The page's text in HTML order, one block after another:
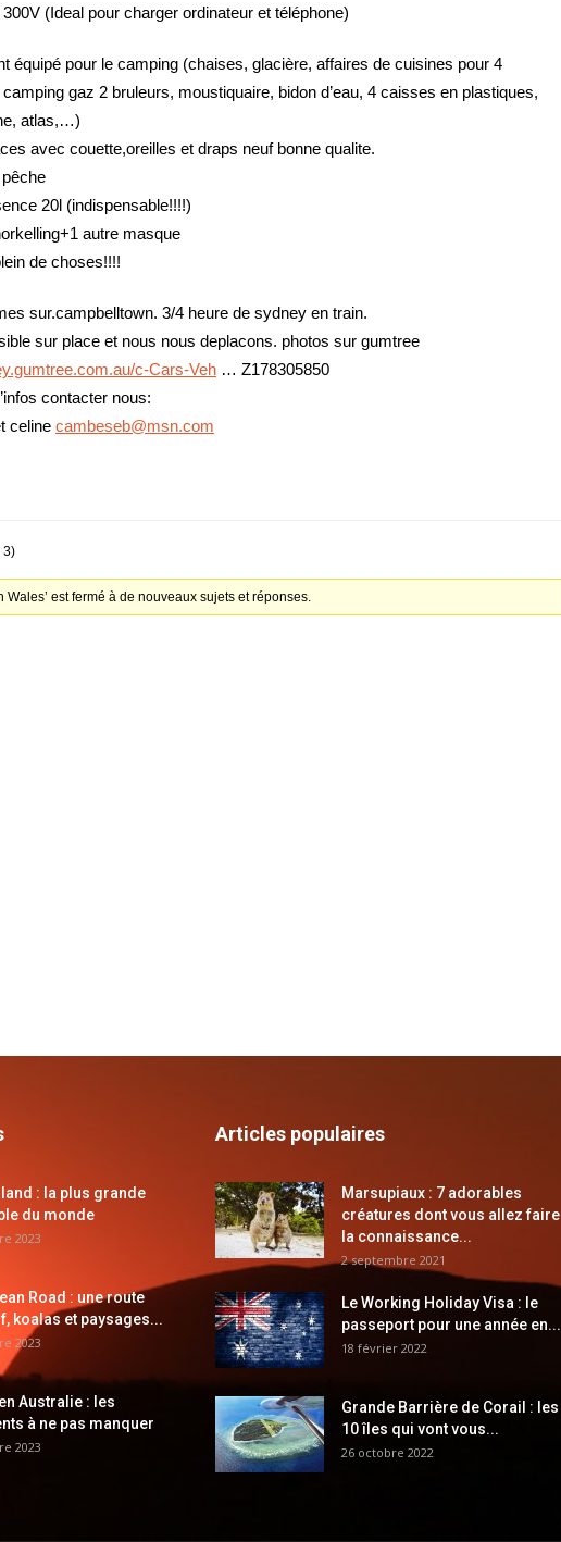
(Ideal pour charger ordinateur et téléphone)
équipé pour le camping (chaises, glacière, affaires de cuisines pour 4
gaz 2 bruleurs, moustiquaire, bidon d’eau, 4 caisses en plastiques,
atlas,…)
avec couette,oreilles et draps neuf bonne qualite.
20l (indispensable!!!!)
autre masque
de choses!!!!
sur.campbelltown. 3/4 heure de sydney en train.
sur place et nous nous deplacons. photos sur gumtree
c-Cars-Veh … Z178305850
contacter nous:
celine cambeseb@msn.com
3)
Wales’ est fermé à de nouveaux sujets et réponses.
: la plus grande
du monde
2023
Road : une route
koalas et paysages...
2023
Australie : les
à ne pas manquer
2023
Articles populaires
Marsupiaux : 7 adorables
créatures dont vous allez faire
la connaissance...
2 septembre 2021
Le Working Holiday Visa : le
passeport pour une année en...
18 février 2022
Grande Barrière de Corail : les
10 îles qui vont vous...
26 octobre 2022